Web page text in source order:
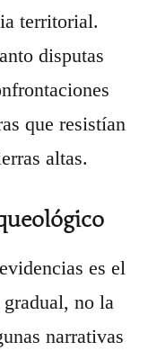
territorial.
disputas
que resistían
altas.
es el
no la
narrativas